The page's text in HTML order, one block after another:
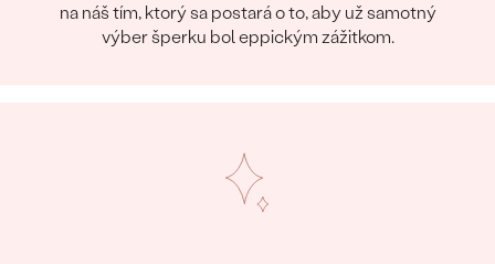
na náš tím, ktorý sa postará o to, aby už samotný
výber šperku bol eppickým zážitkom.